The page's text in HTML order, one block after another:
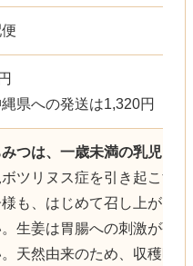
県への発送は1,320円（税
つは、一歳未満の乳児に
ツリヌス症を引き起こす
も、はじめて召し上がる
。生姜は胃腸への刺激が強
。天然由来のため、収穫時